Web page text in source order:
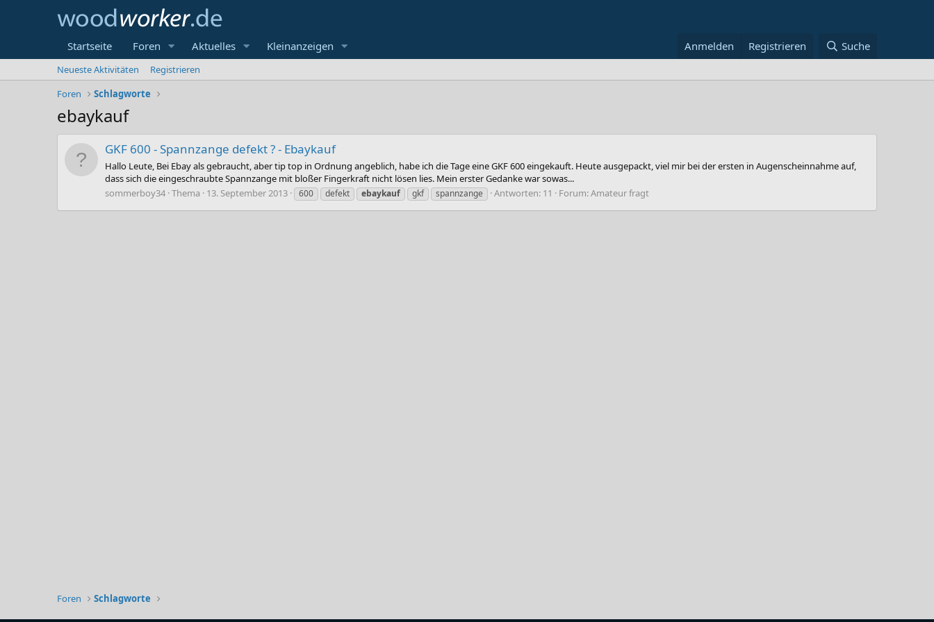
Startseite Foren Aktuelles Kleinanzeigen Anmelden Registrieren Suche
Neueste Aktivitäten
Registrieren
Foren
Schlagworte
ebaykauf
GKF 600 - Spannzange defekt ? - Ebaykauf
Hallo Leute, Bei Ebay als gebraucht, aber tip top in Ordnung angeblich, habe ich die Tage eine GKF 600 eingekauft. Heute ausgepackt, viel mir bei der ersten in Augenscheinnahme auf,
dass sich die eingeschraubte Spannzange mit bloßer Fingerkraft nicht lösen lies. Mein erster Gedanke war sowas...
sommerboy34 Thema 13. September 2013 600 defekt ebaykauf gkf spannzange Antworten: 11 Forum:Amateur fragt
Foren Schlagworte